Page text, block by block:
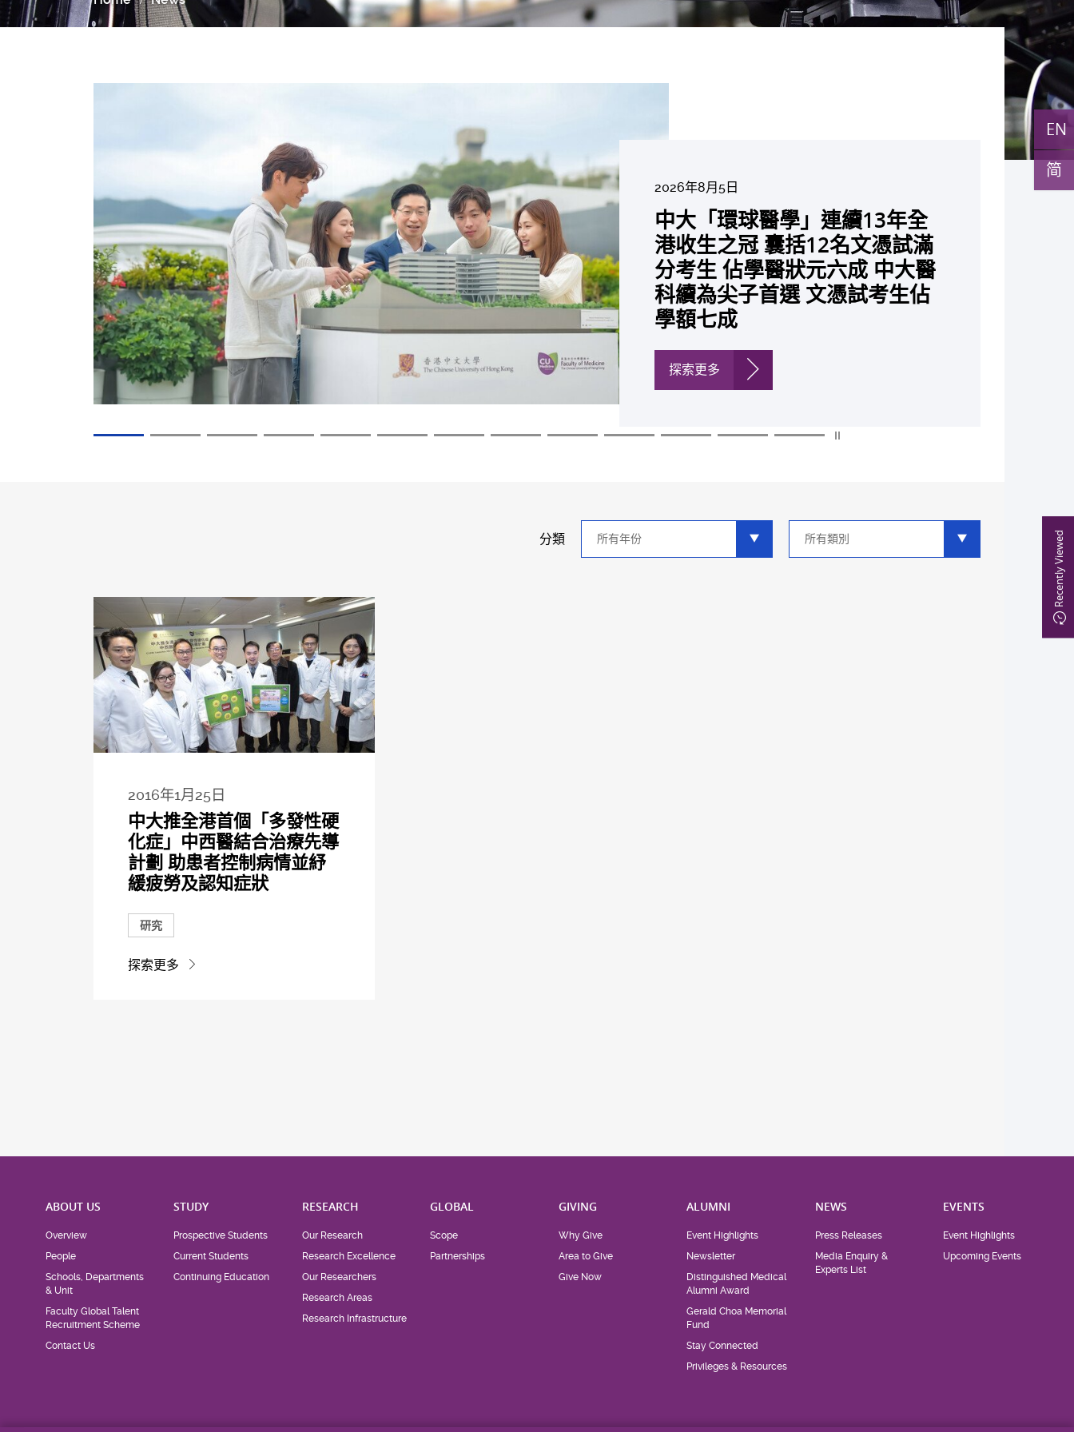
Recently Viewed
EN
简
2026年8月5日
中大「環球醫學」連續13年全
港收生之冠 囊括12名文憑試滿
分考生 佔學醫狀元六成 中大醫
科續為尖子首選 文憑試考生佔
學額七成
探索更多
2026年7月27日
中大成立嶄新 ITECH醫療科技
評估平台 推動健康經濟分析及
價值醫療
中大研發「AI-OCT」系統助測
糖尿黃斑水腫 假陽性轉介個案
銳減六成 縮短患者輪候診症時
間
探索更多
中大黃秀娟教授獲頒中國工程界
最高榮譽「光華工程科技獎」
成為今屆醫藥衞生領域唯一香港
學者
探索更多
中大新設「香港中文大學鳳凰獎
學金」嘉許公開試狀元 鼓勵學
醫狀元走出課堂放眼世界 裝備
21世紀妙手仁醫
探索更多
中大全新一站式PGT-Plus方案
精準辨識傳統檢測中複雜基因異
常「盲點」 降低人工受孕流產
及異常妊娠風險
探索更多
2026年6月22日
中大發現青光眼治療新靶點 小
鼠實驗證實可恢復七成視力 有
助開創嶄新神經保護療法
探索更多
2026年6月17日
中大成功拆解肝癌免疫治療耐藥
性機制 揭一種免疫細胞具「除
廢餵食」新功能助癌細胞耐藥性
探索更多
2026年6月10日
中大與多名全球專家共同牽頭跨
國肺癌研究 逾半晚期ALK陽性
肺癌病人七年無惡化 因特定基
因異常而引起的肺癌有望變成
「慢性病」 患者可與病共存
探索更多
2026年6月5日
中大教授陳重娥獲頒「清野裕傑
出領袖獎」 成為本港首名學者
榮膺亞洲糖尿病教研最高榮譽
探索更多
2026年6月2日
中大匯聚逾200位區域專家 探討
私人醫療保險如何推動全民健康
覆蓋
探索更多
2026年5月19日
中大張源津醫生成首位亞洲研究
員 榮獲國際泌尿科權威獎項
John K. Lattimer 講座獎
探索更多
2026年5月14日
中大取得「從實驗室到臨床應
用」研究突破 初步證實GLP-1
藥物可改善嚴重中風康復情況
探索更多
分類
類
分
2016年1月25日
中大推全港首個「多發性硬
化症」中西醫結合治療先導
計劃 助患者控制病情並紓
緩疲勞及認知症狀
研究
探索更多
ABOUT US
Overview
People
Schools, Departments
& Unit
Faculty Global Talent
Recruitment Scheme
Contact Us
STUDY
Prospective Students
Current Students
Continuing Education
RESEARCH
Our Research
Research Excellence
Our Researchers
Research Areas
Research Infrastructure
GLOBAL
Scope
Partnerships
GIVING
Why Give
Area to Give
Give Now
ALUMNI
Event Highlights
Newsletter
Distinguished Medical
Alumni Award
Gerald Choa Memorial
Fund
Stay Connected
Privileges & Resources
NEWS
Press Releases
Media Enquiry &
Experts List
EVENTS
Event Highlights
Upcoming Events